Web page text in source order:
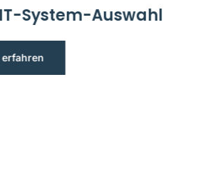
IT-System-Auswahl